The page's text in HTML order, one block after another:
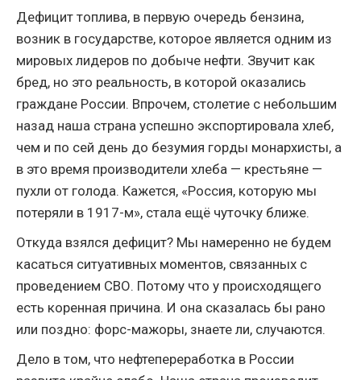
Дефицит топлива, в первую очередь бензина,
возник в государстве, которое является одним из
мировых лидеров по добыче нефти. Звучит как
бред, но это реальность, в которой оказались
граждане России. Впрочем, столетие с небольшим
назад наша страна успешно экспортировала хлеб,
чем и по сей день до безумия горды монархисты, а
в это время производители хлеба — крестьяне —
пухли от голода. Кажется, «Россия, которую мы
потеряли в 1917-м», стала ещё чуточку ближе.
Откуда взялся дефицит? Мы намеренно не будем
касаться ситуативных моментов, связанных с
проведением СВО. Потому что у происходящего
есть коренная причина. И она сказалась бы рано
или поздно: форс-мажоры, знаете ли, случаются.
Дело в том, что нефтепереработка в России